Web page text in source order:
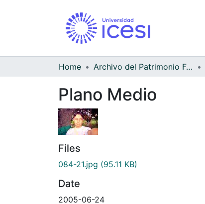
Home Archivo del Patrimonio Fotográfico y Fílmico del Valle del Cauca
Plano Medio
Files
084-21.jpg (95.11 KB)
Date
2005-06-24